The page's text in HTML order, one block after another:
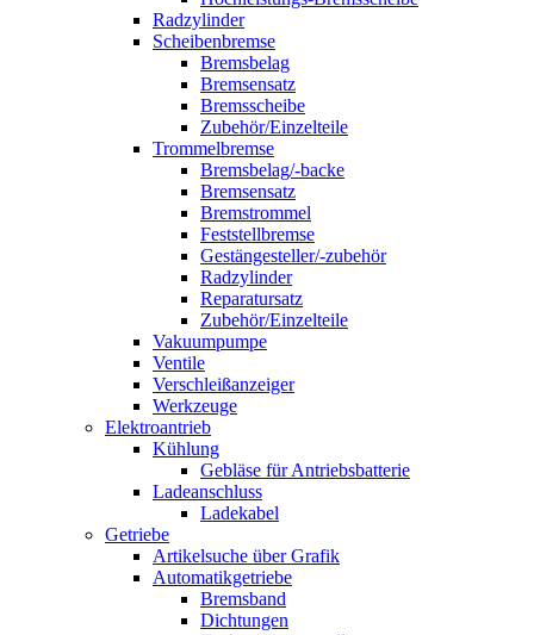
Radzylinder
Scheibenbremse
Bremsbelag
Bremsensatz
Bremsscheibe
Zubehör/Einzelteile
Trommelbremse
Bremsbelag/-backe
Bremsensatz
Bremstrommel
Feststellbremse
Gestängesteller/-zubehör
Radzylinder
Reparatursatz
Zubehör/Einzelteile
Vakuumpumpe
Ventile
Verschleißanzeiger
Werkzeuge
Elektroantrieb
Kühlung
Gebläse für Antriebsbatterie
Ladeanschluss
Ladekabel
Getriebe
Artikelsuche über Grafik
Automatikgetriebe
Bremsband
Dichtungen